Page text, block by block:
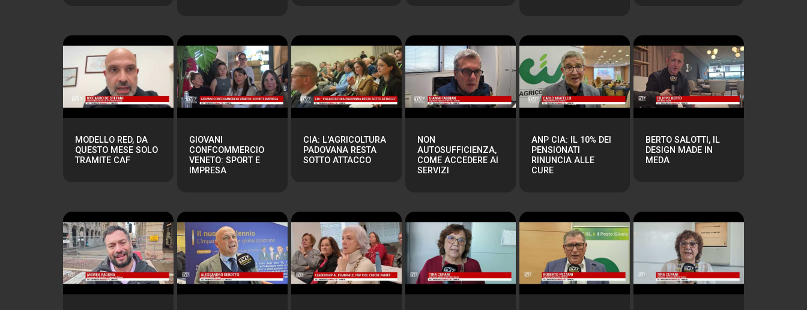
MODELLO RED, DA
QUESTO MESE SOLO
TRAMITE CAF
GIOVANI
CONFCOMMERCIO
VENETO: SPORT E
IMPRESA
CIA: L'AGRICOLTURA
PADOVANA RESTA
SOTTO ATTACCO
NON
AUTOSUFFICIENZA,
COME ACCEDERE AI
SERVIZI
ANP CIA: IL 10% DEI
PENSIONATI
RINUNCIA ALLE
CURE
BERTO SALOTTI, IL
DESIGN MADE IN
MEDA